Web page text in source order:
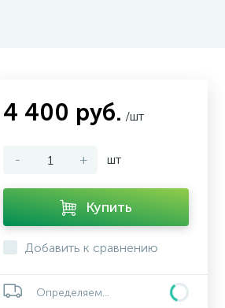
4 400 руб. /шт
- + шт
Купить
Добавить к сравнению
Определяем...